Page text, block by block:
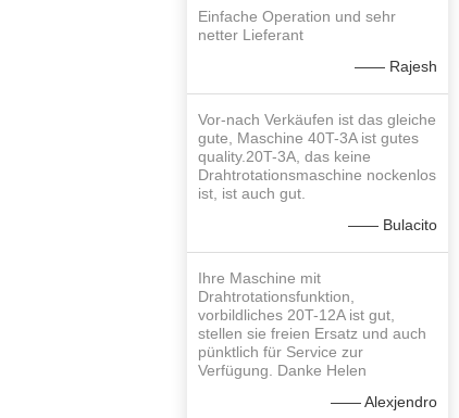
Einfache Operation und sehr
netter Lieferant
—— Rajesh
Vor-nach Verkäufen ist das gleiche
gute, Maschine 40T-3A ist gutes
quality.20T-3A, das keine
Drahtrotationsmaschine nockenlos
ist, ist auch gut.
—— Bulacito
Ihre Maschine mit
Drahtrotationsfunktion,
vorbildliches 20T-12A ist gut,
stellen sie freien Ersatz und auch
pünktlich für Service zur
Verfügung. Danke Helen
—— Alexjendro